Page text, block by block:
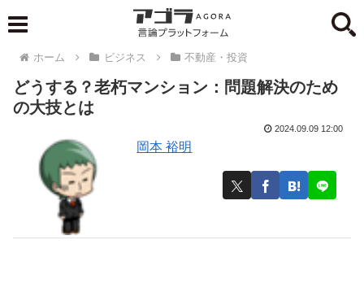
ホーム ビジネス 不動産・投資
どうする？老朽マンション：問題解決のため
の大技とは
岡本 裕明
2024.09.09 12:00